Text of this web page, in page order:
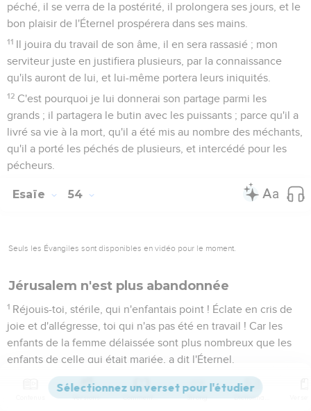
péché, il se verra de la postérité, il prolongera ses jours, et le
bon plaisir de l'Éternel prospérera dans ses mains.
11 Il jouira du travail de son âme, il en sera rassasié ; mon
serviteur juste en justifiera plusieurs, par la connaissance
qu'ils auront de lui, et lui-même portera leurs iniquités.
12 C'est pourquoi je lui donnerai son partage parmi les
grands ; il partagera le butin avec les puissants ; parce qu'il a
livré sa vie à la mort, qu'il a été mis au nombre des méchants,
qu'il a porté les péchés de plusieurs, et intercédé pour les
pécheurs.
Esaïe 54
Seuls les Évangiles sont disponibles en vidéo pour le moment.
Jérusalem n'est plus abandonnée
1 Réjouis-toi, stérile, qui n'enfantais point ! Éclate en cris de
joie et d'allégresse, toi qui n'as pas été en travail ! Car les
enfants de la femme délaissée sont plus nombreux que les
enfants de celle qui était mariée, a dit l'Éternel.
Agrandis l'espace de ta tente, et qu'on élargisse les
tentures de ta demeure ; ne resserre pas, allonge tes
Versions Commentaires Strong